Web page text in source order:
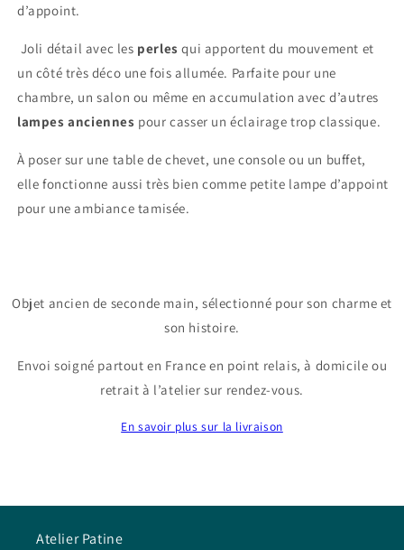
d’appoint.
Joli détail avec les perles qui apportent du mouvement et
un côté très déco une fois allumée. Parfaite pour une
chambre, un salon ou même en accumulation avec d’autres
lampes anciennes pour casser un éclairage trop classique.
À poser sur une table de chevet, une console ou un buffet,
elle fonctionne aussi très bien comme petite lampe d’appoint
pour une ambiance tamisée.
Objet ancien de seconde main, sélectionné pour son charme et
son histoire.
Envoi soigné partout en France en point relais, à domicile ou
retrait à l’atelier sur rendez-vous.
En savoir plus sur la livraison
Atelier Patine